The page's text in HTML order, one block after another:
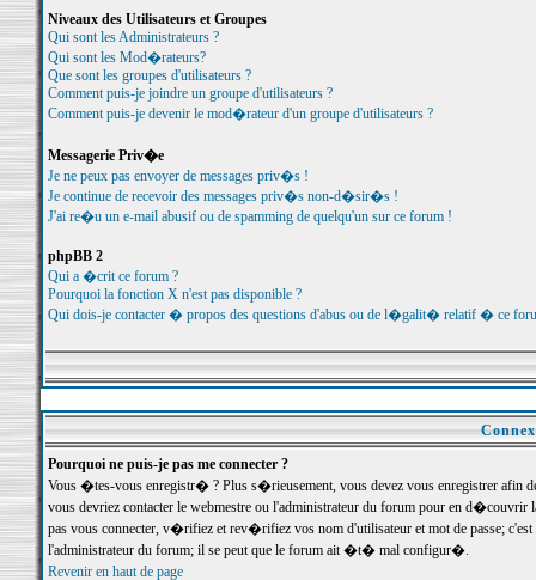
Niveaux des Utilisateurs et Groupes
Qui sont les Administrateurs ?
Qui sont les Mod�rateurs?
Que sont les groupes d'utilisateurs ?
Comment puis-je joindre un groupe d'utilisateurs ?
Comment puis-je devenir le mod�rateur d'un groupe d'utilisateurs ?
Messagerie Priv�e
Je ne peux pas envoyer de messages priv�s !
Je continue de recevoir des messages priv�s non-d�sir�s !
J'ai re�u un e-mail abusif ou de spamming de quelqu'un sur ce forum !
phpBB 2
Qui a �crit ce forum ?
Pourquoi la fonction X n'est pas disponible ?
Qui dois-je contacter � propos des questions d'abus ou de l�galit� relatif � ce
Pourquoi ne puis-je pas me connecter ?
Vous �tes-vous enregistr� ? Plus s�rieusement, vous devez vous enregistrer
vous devriez contacter le webmestre ou l'administrateur du forum pour en
pas vous connecter, v�rifiez et rev�rifiez vos nom d'utilisateur et mot de passe;
l'administrateur du forum; il se peut que le forum ait �t� mal configur�.
Revenir en haut de page